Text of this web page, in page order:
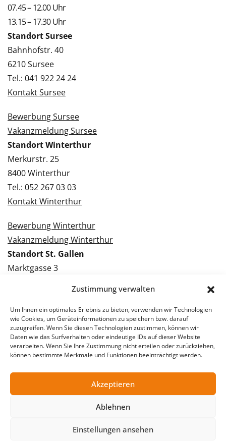
Zustimmung verwalten
Um Ihnen ein optimales Erlebnis zu bieten, verwenden wir Technologien
wie Cookies, um Geräteinformationen zu speichern bzw. darauf
zuzugreifen. Wenn Sie diesen Technologien zustimmen, können wir
Daten wie das Surfverhalten oder eindeutige IDs auf dieser Website
verarbeiten. Wenn Sie Ihre Zustimmung nicht erteilen oder zurückziehen,
können bestimmte Merkmale und Funktionen beeinträchtigt werden.
Akzeptieren
Ablehnen
Einstellungen ansehen
07.45 – 12.00 Uhr
13.15 – 17.30 Uhr
Standort Sursee
Bahnhofstr. 40
6210 Sursee
Tel.: 041 922 24 24
Kontakt Sursee
Bewerbung Sursee
Vakanzmeldung Sursee
Standort Winterthur
Merkurstr. 25
8400 Winterthur
Tel.: 052 267 03 03
Kontakt Winterthur
Bewerbung Winterthur
Vakanzmeldung Winterthur
Standort St. Gallen
Marktgasse 3
Kontakt St. Gallen
Bewerbung St. Gallen
Vakanzmeldung St. Gallen
© 2026 Stellentreff AG
Datenschutzerklärung